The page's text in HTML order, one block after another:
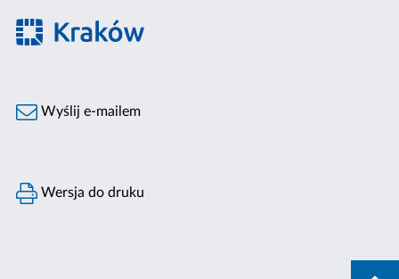
Wyślij e-mailem
Wersja do druku